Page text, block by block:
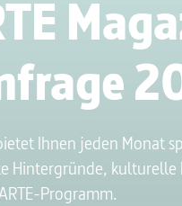
Ihnen jeden Monat
Hintergründe, kulturelle
Programm.